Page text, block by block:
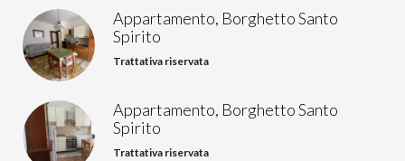
Appartamento, Borghetto Santo
Spirito
Trattativa riservata
Appartamento, Borghetto Santo
Spirito
Trattativa riservata